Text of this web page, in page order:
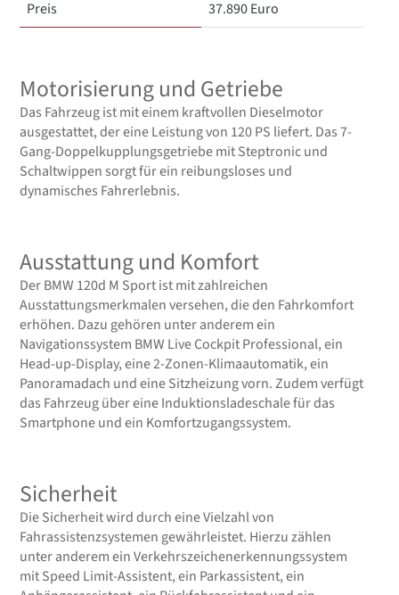
Preis
37.890 Euro
Motorisierung und Getriebe
Das Fahrzeug ist mit einem kraftvollen Dieselmotor
ausgestattet, der eine Leistung von 120 PS liefert. Das 7-
Gang-Doppelkupplungsgetriebe mit Steptronic und
Schaltwippen sorgt für ein reibungsloses und
dynamisches Fahrerlebnis.
Ausstattung und Komfort
Der BMW 120d M Sport ist mit zahlreichen
Ausstattungsmerkmalen versehen, die den Fahrkomfort
erhöhen. Dazu gehören unter anderem ein
Navigationssystem BMW Live Cockpit Professional, ein
Head-up-Display, eine 2-Zonen-Klimaautomatik, ein
Panoramadach und eine Sitzheizung vorn. Zudem verfügt
das Fahrzeug über eine Induktionsladeschale für das
Smartphone und ein Komfortzugangssystem.
Sicherheit
Die Sicherheit wird durch eine Vielzahl von
Fahrassistenzsystemen gewährleistet. Hierzu zählen
unter anderem ein Verkehrszeichenerkennungssystem
mit Speed Limit-Assistent, ein Parkassistent, ein